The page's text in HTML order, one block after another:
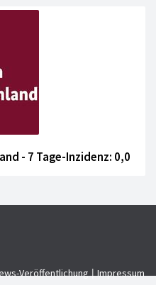
- 7 Tage-Inzidenz: 0,0
Veröffentlichung|Impressum